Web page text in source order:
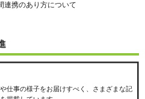
携のあり方について
仕事の様子をお届けすべく、さまざまな記